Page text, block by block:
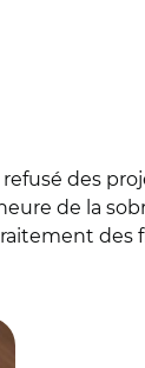
des
de la
des